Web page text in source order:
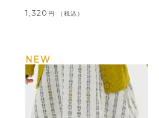
1,320 税込
NEW